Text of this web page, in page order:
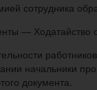
— Ходатайство
начальники
документа.